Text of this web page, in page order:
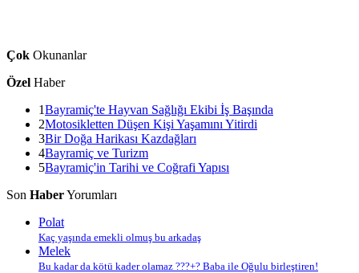
Çok Okunanlar
Özel Haber
1Bayramiç'te Hayvan Sağlığı Ekibi İş Başında
2Motosikletten Düşen Kişi Yaşamını Yitirdi
3Bir Doğa Harikası Kazdağları
4Bayramiç ve Turizm
5Bayramiç'in Tarihi ve Coğrafi Yapısı
Son HaberYorumları
Polat
Kaç yaşında emekli olmuş bu arkadaş
Melek
Bu kadar da kötü kader olamaz ???+? Baba ile Oğulu birleştiren!